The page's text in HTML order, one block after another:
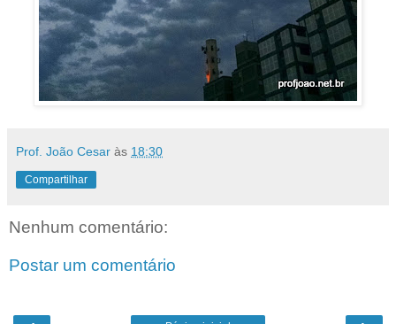
Prof. João Cesar às 18:30
Compartilhar
Nenhum comentário:
Postar um comentário